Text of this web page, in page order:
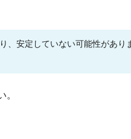
、安定していない可能性があり